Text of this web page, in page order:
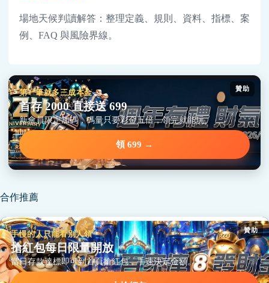
場地天候判讀解答：整理定義、規則、資料、指標、案
例、FAQ 與風險界線。
贊助
第一筆就多三成本金
首存 2000 直接送 699
新會員限定加碼，碼量只要彩金五倍，領完就能玩。
領 699 →
合作推薦
贊助
手慢的人只能看別人領
搶紅包每日限量開放
當日存款達標即可到首頁搶紅包，手速決定金額。